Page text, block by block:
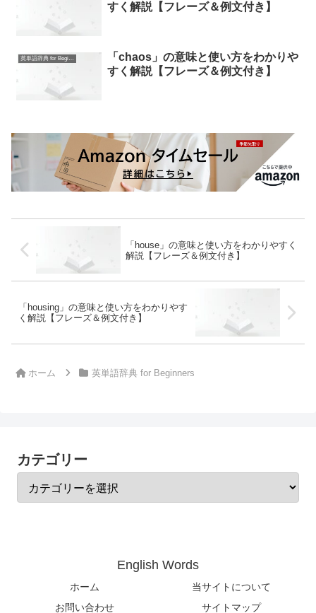
すく解説【フレーズ＆例文付き】
英単語辞典 for Beginners
「chaos」の意味と使い方をわかりや
すく解説【フレーズ＆例文付き】
「house」の意味と使い方をわかりやすく
解説【フレーズ＆例文付き】
「housing」の意味と使い方をわかりやす
く解説【フレーズ＆例文付き】
ホーム 英単語辞典 for Beginners
カテゴリー
English Words
ホーム
当サイトについて
お問い合わせ
サイトマップ